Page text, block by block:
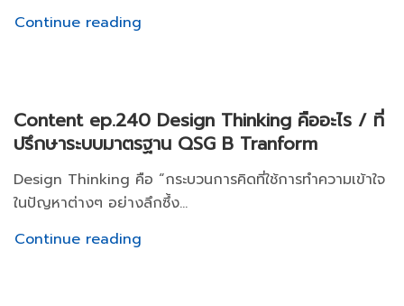
Continue reading
Content ep.240 Design Thinking คืออะไร / ที่
ปรึกษาระบบมาตรฐาน QSG B Tranform
Design Thinking คือ “กระบวนการคิดที่ใช้การทำความเข้าใจ
ในปัญหาต่างๆ อย่างลึกซึ้ง...
Continue reading